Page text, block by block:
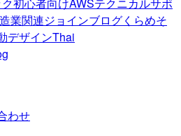
業関連ジョインブログくらめそ
デザインThai
わせ